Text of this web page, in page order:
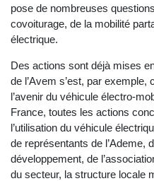
pose de nombreuses
covoiturage, de la mobilité
électrique.
Des actions sont déjà mises
de l’Avem s’est, par
l’avenir du véhicule électro-
France, toutes les actions
l’utilisation du véhicule
de représentants de l’Ademe,
développement, de
du secteur, la structure locale